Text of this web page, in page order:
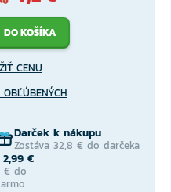
DO KOŠÍKA
CENU
Darček k nákupu
Zostáva 32,8 € do darčeka
€
€ do